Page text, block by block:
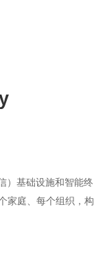
）基础设施和智能终
家庭、每个组织，构